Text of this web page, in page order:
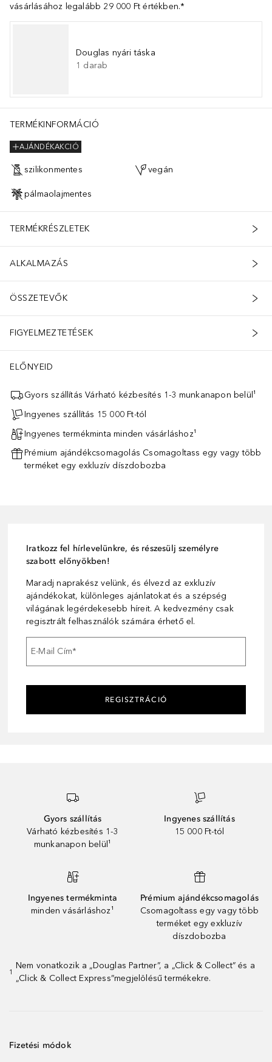
vásárlásához legalább 29 000 Ft értékben.*
Douglas nyári táska
1 darab
TERMÉKINFORMÁCIÓ
AJÁNDÉKAKCIÓ
szilikonmentes vegán
pálmaolajmentes
TERMÉKRÉSZLETEK
ALKALMAZÁS
ÖSSZETEVŐK
FIGYELMEZTETÉSEK
ELŐNYEID
Gyors szállítás Várható kézbesítés 1-3 munkanapon belül¹
Ingyenes szállítás 15 000 Ft-tól
Ingyenes termékminta minden vásárláshoz¹
Prémium ajándékcsomagolás Csomagoltass egy vagy több
terméket egy exkluzív díszdobozba
Iratkozz fel hírlevelünkre, és részesülj személyre
szabott előnyökben!
Maradj naprakész velünk, és élvezd az exkluzív
ajándékokat, különleges ajánlatokat és a szépség
világának legérdekesebb híreit. A kedvezmény csak
regisztrált felhasználók számára érhető el.
E-Mail Cím*
REGISZTRÁCIÓ
Gyors szállítás
Várható kézbesítés 1-3
munkanapon belül¹
Ingyenes szállítás
15 000 Ft-tól
Ingyenes termékminta
minden vásárláshoz¹
Prémium ajándékcsomagolás
Csomagoltass egy vagy több
terméket egy exkluzív
díszdobozba
1
Nem vonatkozik a „Douglas Partner”, a „Click & Collect” és a
„Click & Collect Express”megjelölésű termékekre.
Fizetési módok